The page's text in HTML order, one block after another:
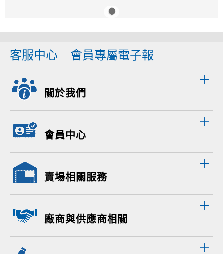
客服中心 會員專屬電子報
關於我們
會員中心
賣場相關服務
廠商與供應商相關